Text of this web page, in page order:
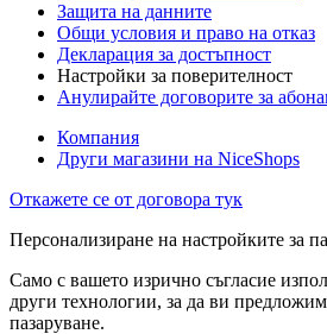
Защита на данните
Общи условия и право на отказ
Декларация за достъпност
Настройки за поверителност
Анулирайте договорите за
Компания
Други магазини на NiceShops
Откажете се от договора тук
Персонализиране на настройките за
Само с вашето изрично съгласие
други технологии, за да ви
пазаруване.